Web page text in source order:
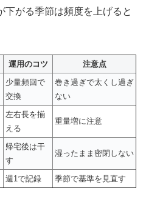
下がる季節は頻度を上げると
運用のコツ 注意点
少量頻回で
交換
巻き過ぎで太くし過ぎ
ない
左右長を揃
える
重量増に注意
帰宅後は干
す
湿ったまま密閉しない
週1で記録 季節で基準を見直す